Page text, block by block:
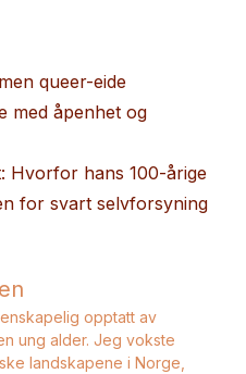
queer-eide
med åpenhet og
Hvorfor hans 100-årige
for svart selvforsyning
opptatt av
ung alder. Jeg vokste
landskapene i Norge,